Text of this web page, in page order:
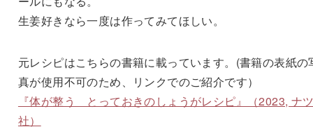
生姜好きなら一度は作ってみてほしい。
元レシピはこちらの書籍に載っています。(書籍の表紙の
真が使用不可のため、リンクでのご紹介です）
『体が整う とっておきのしょうがレシピ』（2023, ナ
社）